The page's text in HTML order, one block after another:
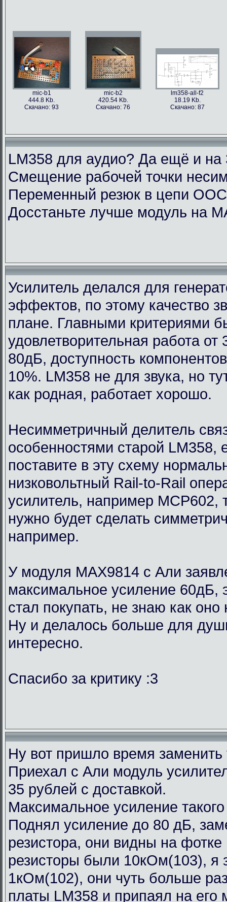
mic-b1
444.8 Kb.
Скачано: 93
mic-b2
420.54 Kb.
Скачано: 76
lm358-all-f2
18.19 Kb.
Скачано: 87
LM358 для аудио? Да ещё и на
Смещение рабочей точки
Переменный резюк в цепи
Досстаньте лучше модуль на
Усилитель делался для
эффектов, по этому качество
плане. Главными критериями
удовлетворительная работа
80дБ, доступность
10%. LM358 не для звука, но
как родная, работает хорошо.
Несимметричный делитель
особенностями старой LM358,
поставите в эту схему
низковольтный Rail-to-Rail
усилитель, например MCP602,
нужно будет сделать
например.
У модуля MAX9814 с Али
максимальное усиление 60дБ,
стал покупать, не знаю как
Ну и делалось больше для
интересно.
Спасибо за критику :3
Ну вот пришло время
Приехал с Али модуль
35 рублей с доставкой.
Максимальное усиление
Поднял усиление до 80 дБ,
резистора, они видны на
резисторы были 10кОм(103), я
1кОм(102), они чуть больше
платы LM358 и припаял на его